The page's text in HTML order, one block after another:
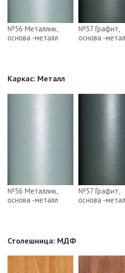
№56 Металлик,
основа -металл
№57 Графит,
основа -
Каркас: Металл
№56 Металлик,
основа -металл
№57 Графит,
основа -
Столешница: МДФ